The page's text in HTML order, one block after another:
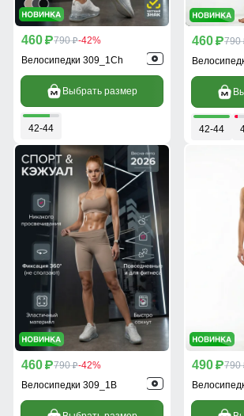
460 p790 p-42%
Велосипедки 309_1Ch
Выбрать размер
42-44
460 p790
42-44
460 p790 p-42%
Велосипедки 309_1B
490 p790